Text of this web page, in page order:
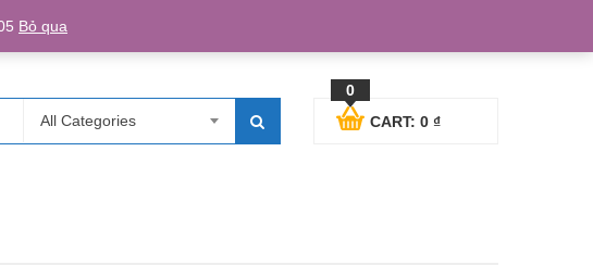
Login/Register
All Categories
0
CART: 0 ₫
Bỏ qua